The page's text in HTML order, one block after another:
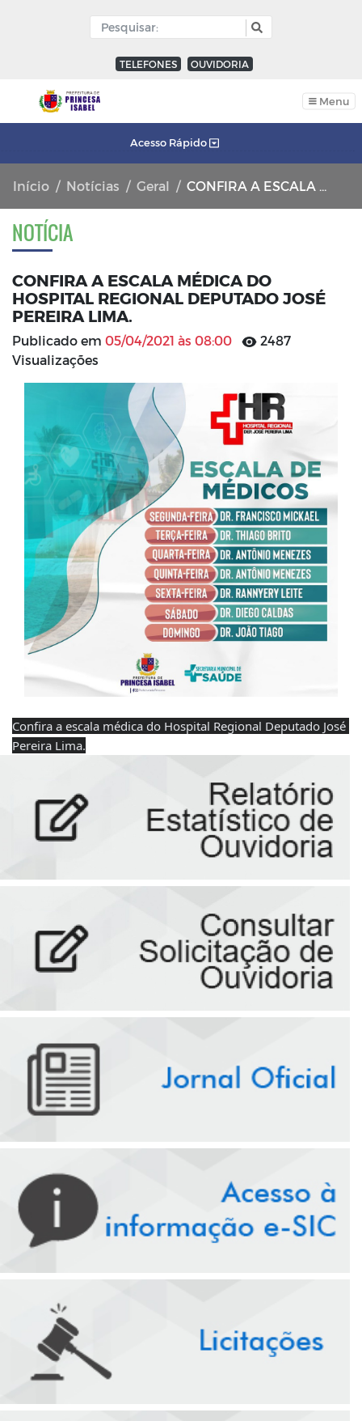
TELEFONES OUVIDORIA
Menu
Acesso Rápido
Início Notícias Geral CONFIRA A ESCALA MÉDICA DO HOSPITAL REGIONAL DEPUTADO JOSÉ PEREIRA LIMA.
NOTÍCIA
CONFIRA A ESCALA MÉDICA DO
HOSPITAL REGIONAL DEPUTADO JOSÉ
PEREIRA LIMA.
Publicado em 05/04/2021 às 08:00
2487
Visualizações
Confira a escala médica do Hospital Regional Deputado José
Pereira Lima.